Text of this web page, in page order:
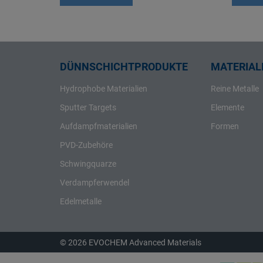
Rhenium
Rubidium
Ruthenium
Schwefel
Selen
Silber
Silicium
Strontium
Tantal
Terbium
Thallium
DÜNNSCHICHTPRODUKTE
Hydrophobe Materialien
Sputter Targets
Aufdampfmaterialien
PVD-Zubehöre
Schwingquarze
Verdampferwendel
Edelmetalle
Reine Metalle
Elemente
Formen
© 2026 EVOCHEM Advanced Materials